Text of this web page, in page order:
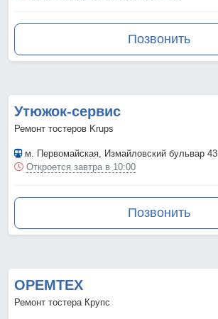
Позвонить
Утюжок-сервис
Ремонт тостеров Krups
м. Первомайская, Измайловский бульвар 43
Откроется завтра в 10:00
Позвонить
ОРЕМТЕХ
Ремонт тостера Крупс